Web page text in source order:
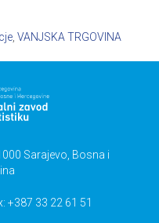
VANJSKA TRGOVINA
Sarajevo, Bosna i
+387 33 22 61 51